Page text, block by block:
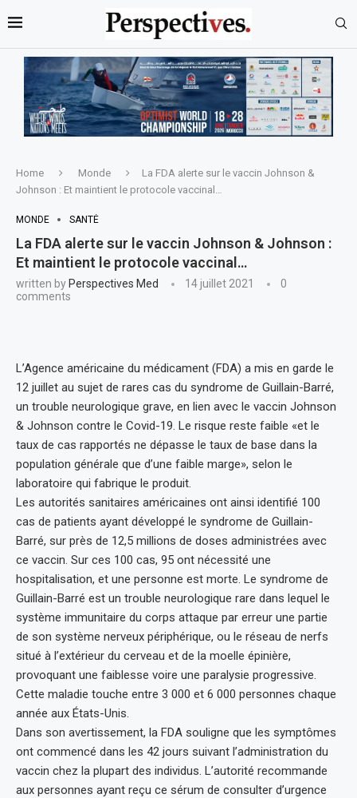
Home Monde
La FDA alerte sur le vaccin Johnson &
Johnson : Et maintient le protocole vaccinal…
MONDE SANTÉ
La FDA alerte sur le vaccin Johnson & Johnson :
Et maintient le protocole vaccinal…
written by Perspectives Med 14 juillet 2021
0
comments
L’Agence américaine du médicament (FDA) a mis en garde le
12 juillet au sujet de rares cas du syndrome de Guillain-Barré,
un trouble neurologique grave, en lien avec le vaccin Johnson
& Johnson contre le Covid-19. Le risque reste faible «et le
taux de cas rapportés ne dépasse le taux de base dans la
population générale que d’une faible marge», selon le
laboratoire qui fabrique le produit.
Les autorités sanitaires américaines ont ainsi identifié 100
cas de patients ayant développé le syndrome de Guillain-
Barré, sur près de 12,5 millions de doses administrées avec
ce vaccin. Sur ces 100 cas, 95 ont nécessité une
hospitalisation, et une personne est morte. Le syndrome de
Guillain-Barré est un trouble neurologique rare dans lequel le
système immunitaire du corps attaque par erreur une partie
de son système nerveux périphérique, ou le réseau de nerfs
situé à l’extérieur du cerveau et de la moelle épinière,
provoquant une faiblesse voire une paralysie progressive.
Cette maladie touche entre 3 000 et 6 000 personnes chaque
année aux États-Unis.
Dans son avertissement, la FDA souligne que les symptômes
ont commencé dans les 42 jours suivant l’administration du
vaccin chez la plupart des individus. L’autorité recommande
aux personnes ayant reçu ce sérum de consulter d’urgence